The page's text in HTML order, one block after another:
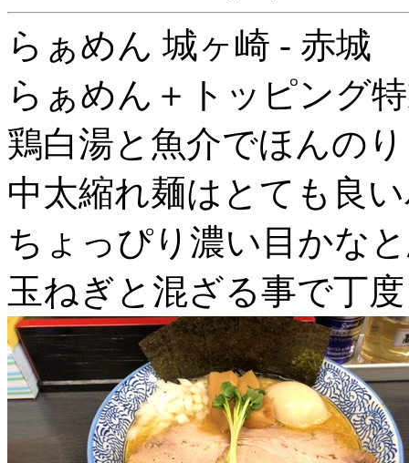
らぁめん 城ヶ崎 - 赤城
らぁめん＋トッピング
鶏白湯と魚介でほんの
中太縮れ麺はとても良
ちょっぴり濃い目かな
玉ねぎと混ざる事で丁